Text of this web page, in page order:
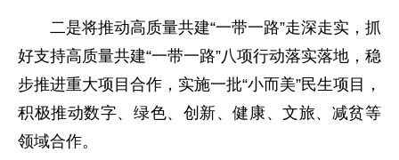
二是将推动高质量共建“一带一路”走深走实，抓
好支持高质量共建“一带一路”八项行动落实落地，稳
步推进重大项目合作，实施一批“小而美”民生项目，
积极推动数字、绿色、创新、健康、文旅、减贫等
领域合作。